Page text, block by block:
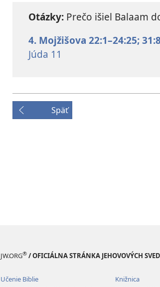
Otázky: Prečo išiel Balaam
4. Mojžišova 22:1–24:25;
Júda 11
Späť
JW.ORG® / OFICIÁLNA STRÁNKA JEHOVOVÝCH
Učenie Biblie Knižnica